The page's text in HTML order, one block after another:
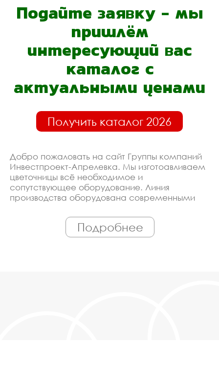
Подайте заявку - мы
пришлём
интересующий вас
каталог с
актуальными ценами
Получить каталог 2026
Добро пожаловать на сайт Группы компаний
Инвестпроект-Апрелевка. Мы изготоавливаем
цветочницы всё необходимое и
сопутствующее оборудование. Линия
производства оборудована современными
квалифицированный персонал. Поэтому Вы
всегда можете рассчитывать на
исключительно высокую надёжность.
Подробнее